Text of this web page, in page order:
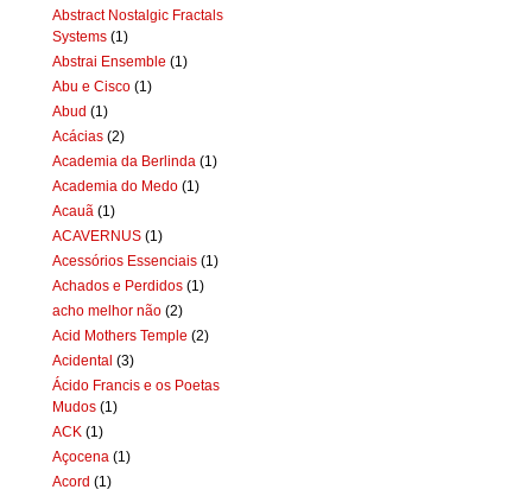
Abstract Nostalgic Fractals
Systems (1)
Abstrai Ensemble (1)
Abu e Cisco (1)
Abud (1)
Acácias (2)
Academia da Berlinda (1)
Academia do Medo (1)
Acauã (1)
ACAVERNUS (1)
Acessórios Essenciais (1)
Achados e Perdidos (1)
acho melhor não (2)
Acid Mothers Temple (2)
Acidental (3)
Ácido Francis e os Poetas
Mudos (1)
ACK (1)
Açocena (1)
Acord (1)